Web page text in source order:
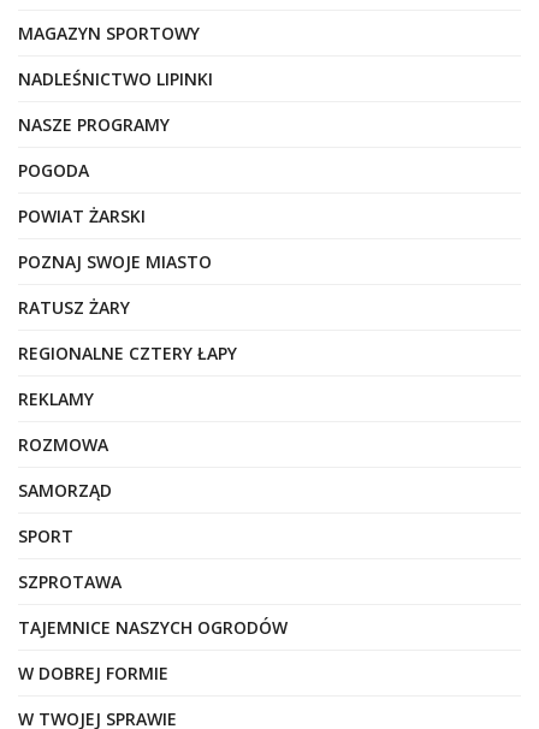
MAGAZYN SPORTOWY
NADLEŚNICTWO LIPINKI
NASZE PROGRAMY
POGODA
POWIAT ŻARSKI
POZNAJ SWOJE MIASTO
RATUSZ ŻARY
REGIONALNE CZTERY ŁAPY
REKLAMY
ROZMOWA
SAMORZĄD
SPORT
SZPROTAWA
TAJEMNICE NASZYCH OGRODÓW
W DOBREJ FORMIE
W TWOJEJ SPRAWIE